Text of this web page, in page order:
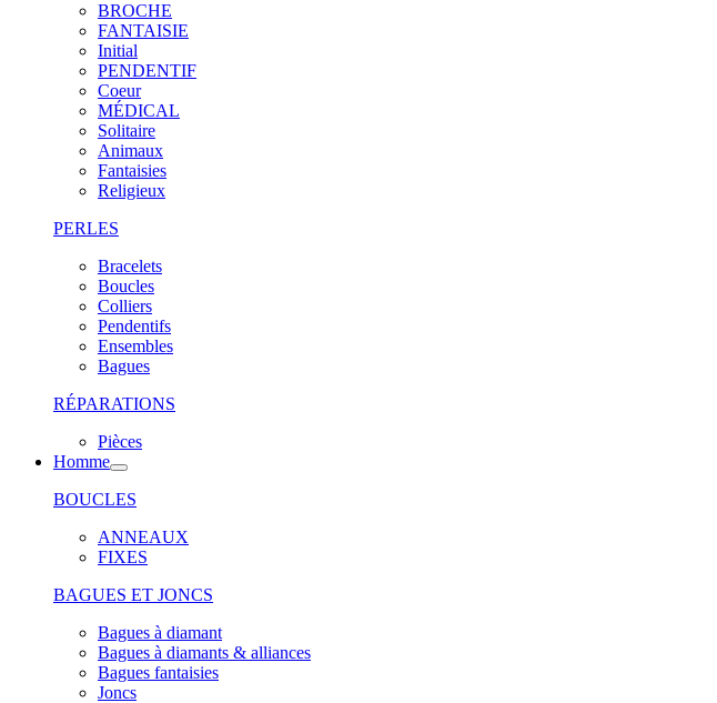
BROCHE
FANTAISIE
Initial
PENDENTIF
Coeur
MÉDICAL
Solitaire
Animaux
Fantaisies
Religieux
PERLES
Bracelets
Boucles
Colliers
Pendentifs
Ensembles
Bagues
RÉPARATIONS
Pièces
Homme
BOUCLES
ANNEAUX
FIXES
BAGUES ET JONCS
Bagues à diamant
Bagues à diamants & alliances
Bagues fantaisies
Joncs